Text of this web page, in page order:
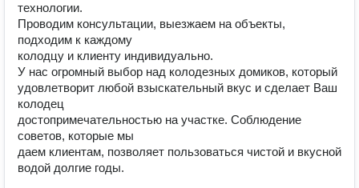
технологии.
Проводим консультации, выезжаем на объекты,
подходим к каждому
колодцу и клиенту индивидуально.
У нас огромный выбор над колодезных домиков, который
удовлетворит любой взыскательный вкус и сделает Ваш
колодец
достопримечательностью на участке. Соблюдение
советов, которые мы
даем клиентам, позволяет пользоваться чистой и вкусной